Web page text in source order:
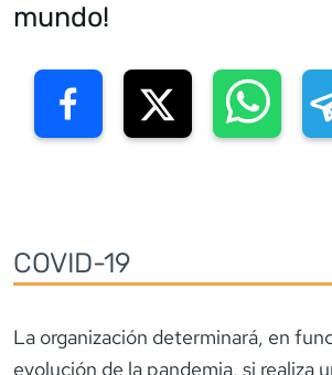
mundo!
COVID-19
La organización determinará, en
evolución de la pandemia, si realiza